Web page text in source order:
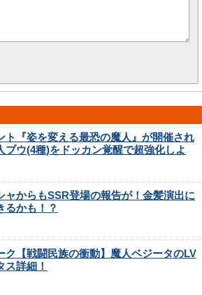
ト『姿を変える最恐の魔人』が開催され
ブウ(4種)をドッカン覚醒で超強化しよ
ャからもSSR登場の報告が！金髪演出に
るかも！？
ク【戦闘民族の衝動】魔人ベジータのLV
ス詳細！